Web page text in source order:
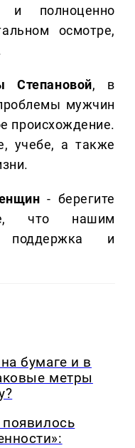
и полноценно
осмотре,
Степановой, в
мужчин
происхождение.
учебе, а также
- берегите
что нашим
поддержка и
бумаге и в
метры